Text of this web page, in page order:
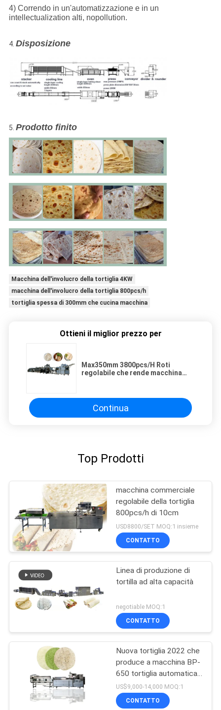
4) Correndo in un'automatizzazione e in un
intellectualization alti, nopollution.
4. Disposizione
5. Prodotto finito
Macchina dell'involucro della tortiglia 4KW
macchina dell'involucro della tortiglia 800pcs/h
tortiglia spessa di 300mm che cucina macchina
Ottieni il miglior prezzo per
Max350mm 3800pcs/H Roti
regolabile che rende macchina
Continua
Top Prodotti
macchina commerciale
regolabile della tortiglia
800pcs/h di 10cm
USD8800/SET MOQ:1 insieme
CONTATTO
Linea di produzione di
tortilla ad alta capacità
negotiable MOQ:1
CONTATTO
Nuova tortiglia 2022 che
produce a macchina BP-
650 tortiglia automatica
che fa macchina
US$9,000-14,000 MOQ:1
CONTATTO